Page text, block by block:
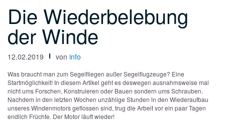
Die Wiederbelebung
der Winde
12.02.2019 von info
Was braucht man zum Segelfliegen außer Segelflugzeuge? Eine
Startmöglichkeit! In diesem Artikel geht es deswegen ausnahmsweise mal
nicht ums Forschen, Konstruieren oder Bauen sondern ums Schrauben.
Nachdem in den letzten Wochen unzählige Stunden in den Wiederaufbau
unseres Windenmotors geflossen sind, trug die Arbeit vor ein paar Tagen
endlich Früchte. Der Motor läuft wieder!